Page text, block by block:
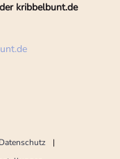
kribbelbunt.de
Datenschutz